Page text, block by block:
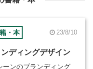
・本 23/8/10
ディングデザイン
ーンのブランディング